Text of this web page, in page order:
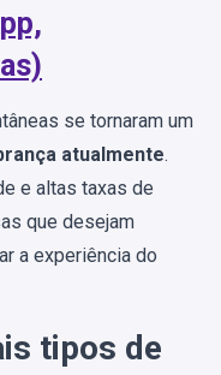
se tornaram um
atualmente.
e altas taxas de
que desejam
a experiência do
tipos de